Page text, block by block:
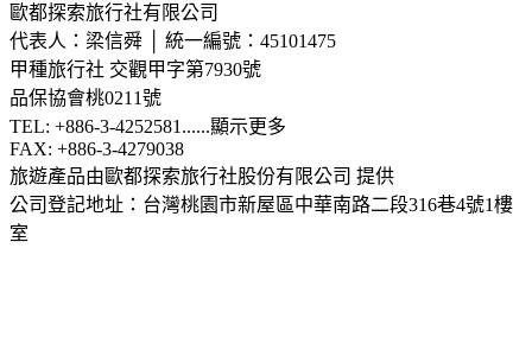
歐都探索旅行社有限公司
代表人：梁信舜 │ 統一編號：45101475
甲種旅行社 交觀甲字第7930號
品保協會桃0211號
TEL: +886-3-4252581 ......顯示更多
FAX: +886-3-4279038
旅遊產品由歐都探索旅行社股份有限公司 提供
公司登記地址：台灣桃園市新屋區中華南路二段316巷4號1樓
室